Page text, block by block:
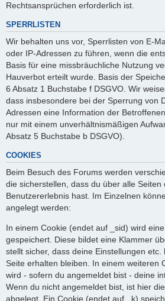
Rechtsansprüchen erforderlich ist.
SPERRLISTEN
Wir behalten uns vor, Sperrlisten von E-
oder IP-Adressen zu führen, wenn die
Basis für eine missbräuchliche Nutzung
Hauverbot erteilt wurde. Basis der
6 Absatz 1 Buchstabe f DSGVO. Wir
dass insbesondere bei der Sperrung von
Adressen eine Information der
nur mit einem unverhältnismäßigen
Absatz 5 Buchstabe b DSGVO).
COOKIES
Beim Besuch des Forums werden
die sicherstellen, dass du über alle Seiten
Benutzererlebnis hast. Im Einzelnen
angelegt werden:
In einem Cookie (endet auf _sid) wird
gespeichert. Diese bildet eine Klammer
stellt sicher, dass deine Einstellungen etc.
Seite erhalten bleiben. In einem weiteren
wird - sofern du angemeldet bist - deine
Wenn du nicht angemeldet bist, ist hier
abgelegt. Ein Cookie (endet auf _k)